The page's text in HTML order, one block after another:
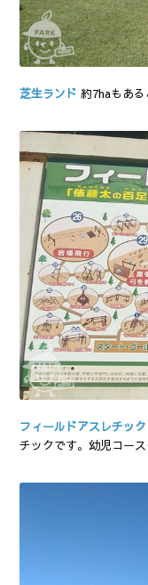
芝生ランド 約7haもある
フィールドアスレチック
チックです。幼児コー